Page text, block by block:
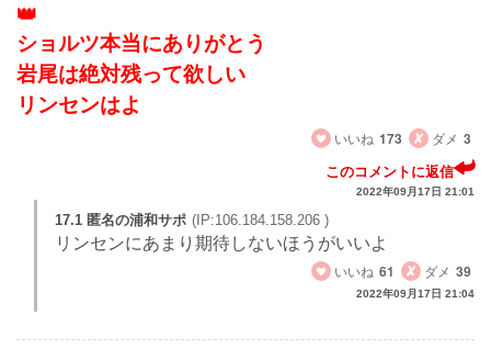
ショルツ本当にありがとう
岩尾は絶対残って欲しい
リンセンはよ
いいね 173 ダメ 3
このコメントに返信
2022年09月17日 21:01
17.1 匿名の浦和サポ (IP:106.184.158.206 )
リンセンにあまり期待しないほうがいいよ
いいね 61 ダメ 39
2022年09月17日 21:04